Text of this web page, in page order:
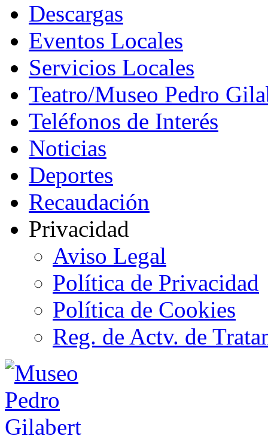
Descargas
Eventos Locales
Servicios Locales
Teatro/Museo Pedro
Teléfonos de Interés
Noticias
Deportes
Recaudación
Privacidad
Aviso Legal
Política de Privacidad
Política de Cookies
Reg. de Actv. de